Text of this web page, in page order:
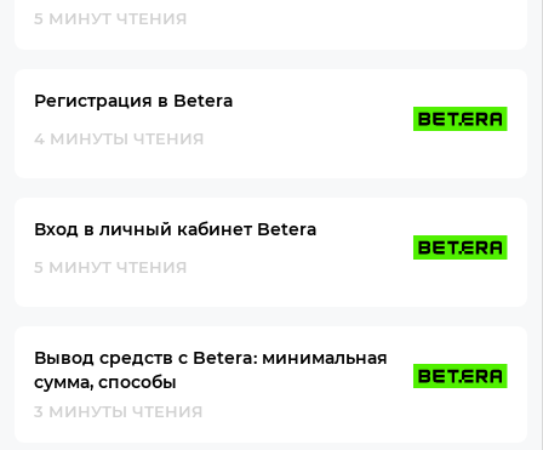
5 МИНУТ ЧТЕНИЯ
Регистрация в Betera
4 МИНУТЫ ЧТЕНИЯ
Вход в личный кабинет Betera
5 МИНУТ ЧТЕНИЯ
Вывод средств c Betera: минимальная
сумма, способы
3 МИНУТЫ ЧТЕНИЯ